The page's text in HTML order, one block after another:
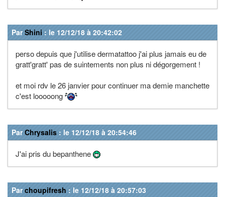
ParShini : le 12/12/18 à 20:42:02
perso depuis que j'utilise dermatattoo j'ai plus jamais eu de
gratt'gratt' pas de suintements non plus ni dégorgement !
et moi rdv le 26 janvier pour continuer ma demie manchette
c'est looooong
ParChrysalis : le 12/12/18 à 20:54:46
J'ai pris du bepanthene
Parchoupifresh : le 12/12/18 à 20:57:03